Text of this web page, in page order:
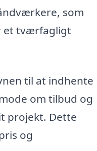
som
et tværfagligt
til at indhente
om tilbud og
projekt. Dette
og